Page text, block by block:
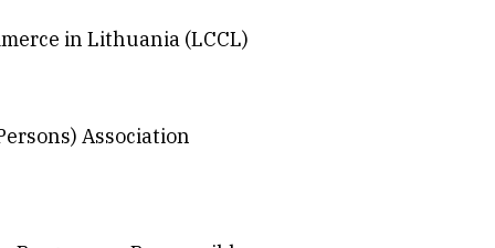
in Lithuania (LCCL)
Association